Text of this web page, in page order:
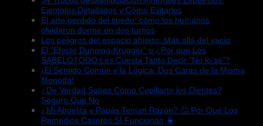
Ejemplos Detallados y Cómo Evitarlos
El arte perdido del sueño: cómo los humanos
olvidaron dormir en dos turnos
Los peligros del espacio abierto: Más allá del vacío
El “Efecto Dunning-Krugger” o ¿Por qué Los
SABELOTODO Les Cuesta Tanto Decir “No lo sé”?
¡El Sentido Común y la Lógica: Dos Caras de la Misma
Moneda!
¿De Verdad Sabes Cómo Cepillarte los Dientes?
Seguro Que No
¿Mi Abuelita y Papás Tenían Razón? 🤔 Por Qué Los
Remedios Caseros SÍ Funcionan 🍵